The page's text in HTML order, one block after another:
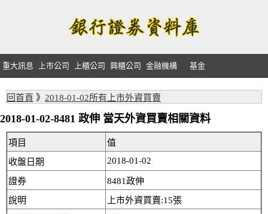
重大訊息 上市公司 上櫃公司 興櫃公司 金融機構 基金
回首頁 》 2018-01-02所有上市外資買賣
2018-01-02-8481 政伸 當天外資買賣相關資料
項目
值
收盤日期
2018-01-02
證券
8481政伸
說明
上市外資買賣:15張